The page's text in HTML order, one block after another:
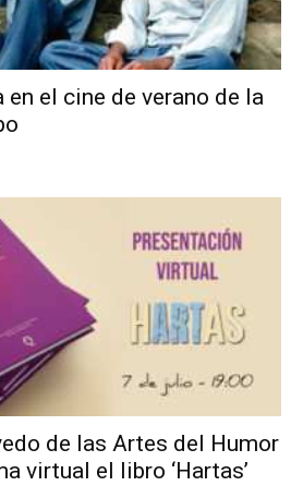
en el cine de verano de la
de las Artes del Humor
virtual el libro ‘Hartas’